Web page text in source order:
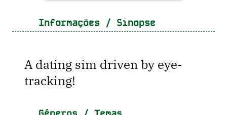
Informações / Sinopse
A dating sim driven by eye-
tracking!